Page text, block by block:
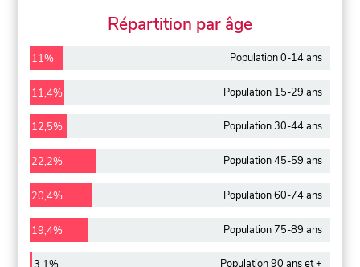
Répartition par âge
11% Population 0-14 ans
11,4% Population 15-29 ans
12,5% Population 30-44 ans
22,2% Population 45-59 ans
20,4% Population 60-74 ans
19,4% Population 75-89 ans